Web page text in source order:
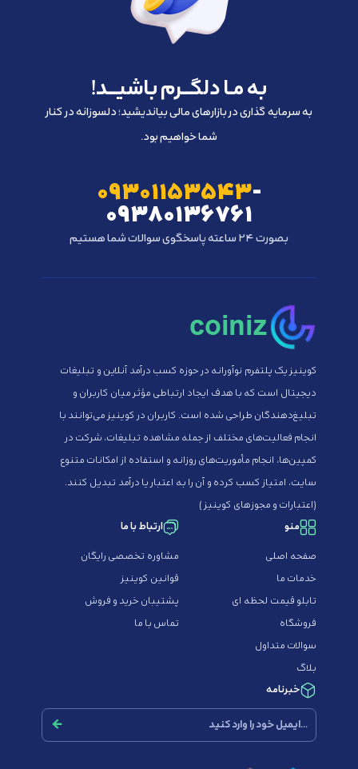
به مـا دلگـــرم باشیـــد!
به سرمایه گذاری در بازارهای مالی بیاندیشید؛ دلسوزانه در کنار
شما خواهیم بود.
۰۹۳۰۱۱۵۳۵۴۳-
۰۹۳۸۰۱۳۶۷۶۱
بصورت ۲۴ ساعته پاسخگوی سوالات شما هستیم
کوینیز یک پلتفرم نوآورانه در حوزه کسب درآمد آنلاین و تبلیغات
دیجیتال است که با هدف ایجاد ارتباطی مؤثر میان کاربران و
تبلیغ‌دهندگان طراحی شده است. کاربران در کوینیز می‌توانند با
انجام فعالیت‌های مختلف از جمله مشاهده تبلیغات، شرکت در
کمپین‌ها، انجام مأموریت‌های روزانه و استفاده از امکانات متنوع
سایت، امتیاز کسب کرده و آن را به اعتبار یا درآمد تبدیل کنند.
(اعتبارات و مجوزهای کوینیز)
منو
صفحه اصلی
خدمات ما
تابلو قیمت لحظه ای
فروشگاه
سوالات متداول
بلاگ
ارتباط با ما
مشاوره تخصصی رایگان
قوانین کوینیز
پشتیبان خرید و فروش
تماس با ما
خبرنامه